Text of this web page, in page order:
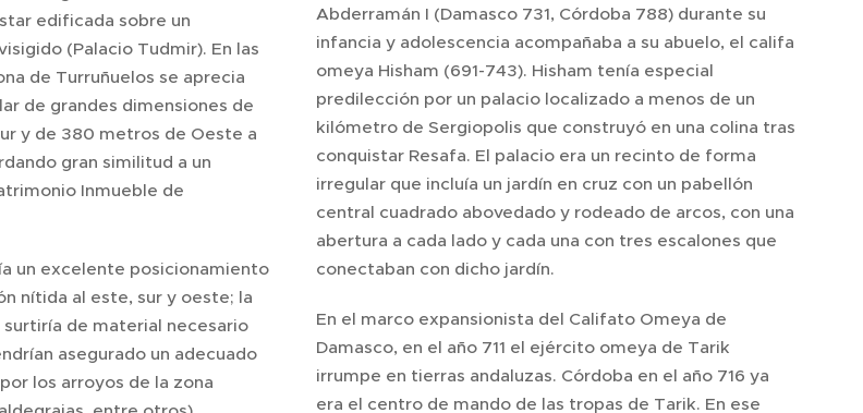
edificada sobre un
(Palacio Tudmir). En las
de Turruñuelos se aprecia
de grandes dimensiones de
y de 380 metros de Oeste a
gran similitud a un
Inmueble de
un excelente posicionamiento
nítida al este, sur y oeste; la
de material necesario
asegurado un adecuado
los arroyos de la zona
Abderramán I (Damasco 731, Córdoba 788) durante su
infancia y adolescencia acompañaba a su abuelo, el califa
omeya Hisham (691-743). Hisham tenía especial
predilección por un palacio localizado a menos de un
kilómetro de Sergiopolis que construyó en una colina tras
conquistar Resafa. El palacio era un recinto de forma
irregular que incluía un jardín en cruz con un pabellón
central cuadrado abovedado y rodeado de arcos, con una
abertura a cada lado y cada una con tres escalones que
conectaban con dicho jardín.
En el marco expansionista del Califato Omeya de
Damasco, en el año 711 el ejército omeya de Tarik
irrumpe en tierras andaluzas. Córdoba en el año 716 ya
era el centro de mando de las tropas de Tarik. En ese